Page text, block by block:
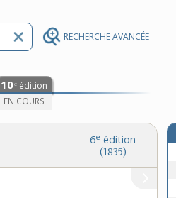
RECHERCHE AVANCÉE
10e édition
EN COURS
6e édition
(1835)